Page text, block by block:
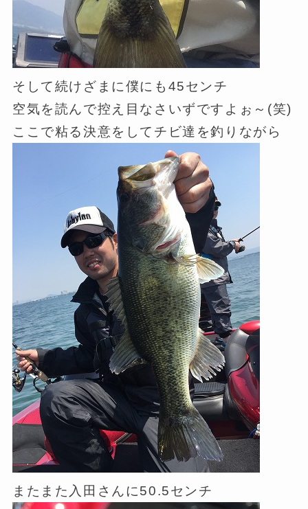
そして続けざまに僕にも45センチ
空気を読んで控え目なさいずですよぉ～(笑)
ここで粘る決意をしてチビ達を釣りながら
またまた入田さんに50.5センチ